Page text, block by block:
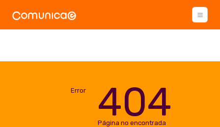
Error 404
Página no encontrada